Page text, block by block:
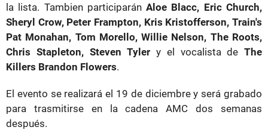
la lista. Tambien participaránAloe Blacc, Eric Church,
Sheryl Crow, Peter Frampton, Kris Kristofferson, Train's
Pat Monahan, Tom Morello, Willie Nelson, The Roots,
Chris Stapleton, Steven Tyler y el vocalista de The
Killers Brandon Flowers.
El evento se realizará el 19 de diciembre y será grabado
para trasmitirse en la cadena AMC dos semanas
después.